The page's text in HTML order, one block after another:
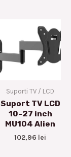
Suporti TV / LCD
Suport TV LCD
10-27 inch
MU104 Alien
102,96 lei